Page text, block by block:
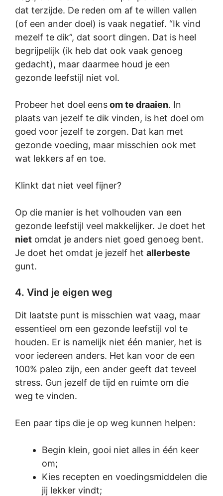
dat terzijde. De reden om af te willen vallen
(of een ander doel) is vaak negatief. “Ik vind
mezelf te dik”, dat soort dingen. Dat is heel
begrijpelijk (ik heb dat ook vaak genoeg
gedacht), maar daarmee houd je een
gezonde leefstijl niet vol.
Probeer het doel eensom te draaien. In
plaats van jezelf te dik vinden, is het doel om
goed voor jezelf te zorgen. Dat kan met
gezonde voeding, maar misschien ook met
wat lekkers af en toe.
Klinkt dat niet veel fijner?
Op die manier is het volhouden van een
gezonde leefstijl veel makkelijker. Je doet het
niet omdat je anders niet goed genoeg bent.
Je doet het omdat je jezelf het allerbeste
gunt.
4. Vind je eigen weg
Dit laatste punt is misschien wat vaag, maar
essentieel om een gezonde leefstijl vol te
houden. Er is namelijk niet één manier, het is
voor iedereen anders. Het kan voor de een
100% paleo zijn, een ander geeft dat teveel
stress. Gun jezelf de tijd en ruimte om die
weg te vinden.
Een paar tips die je op weg kunnen helpen:
Begin klein, gooi niet alles in één keer
om;
Kies recepten en voedingsmiddelen die
jij lekker vindt;